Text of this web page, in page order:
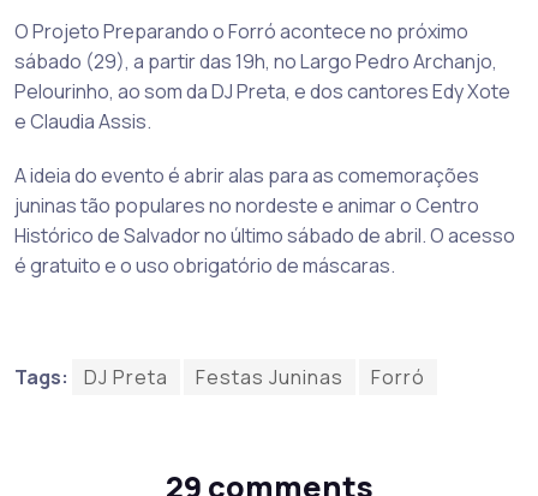
O Projeto Preparando o Forró acontece no próximo
sábado (29), a partir das 19h, no Largo Pedro Archanjo,
Pelourinho, ao som da DJ Preta, e dos cantores Edy Xote
e Claudia Assis.
A ideia do evento é abrir alas para as comemorações
juninas tão populares no nordeste e animar o Centro
Histórico de Salvador no último sábado de abril. O acesso
é gratuito e o uso obrigatório de máscaras.
Tags: DJ Preta Festas Juninas Forró
29 comments